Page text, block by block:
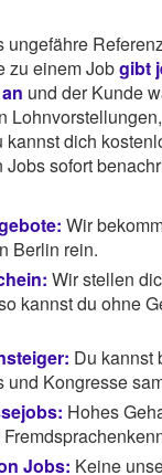
ungefähre
zu einem Jobgibt
und der Kunde
dich
sofort
Wir
Berlin rein.
Wir stellen
kannst du ohne
Du kannst
und Kongresse
Hohes
Jobs: Keine